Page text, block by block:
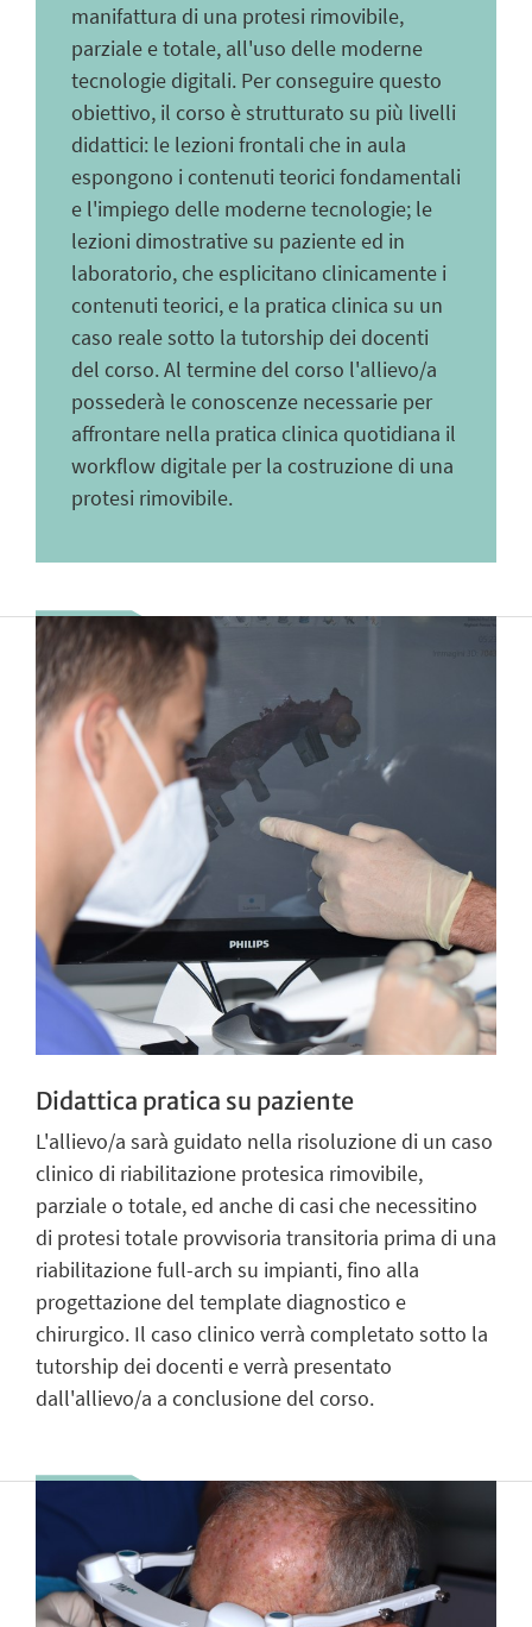
manifattura di una protesi rimovibile,
parziale e totale, all'uso delle moderne
tecnologie digitali. Per conseguire questo
obiettivo, il corso è strutturato su più livelli
didattici: le lezioni frontali che in aula
espongono i contenuti teorici fondamentali
e l'impiego delle moderne tecnologie; le
lezioni dimostrative su paziente ed in
laboratorio, che esplicitano clinicamente i
contenuti teorici, e la pratica clinica su un
caso reale sotto la tutorship dei docenti
del corso. Al termine del corso l'allievo/a
possederà le conoscenze necessarie per
affrontare nella pratica clinica quotidiana il
workflow digitale per la costruzione di una
protesi rimovibile.
Didattica pratica su paziente
L'allievo/a sarà guidato nella risoluzione di un caso
clinico di riabilitazione protesica rimovibile,
parziale o totale, ed anche di casi che necessitino
di protesi totale provvisoria transitoria prima di una
riabilitazione full-arch su impianti, fino alla
progettazione del template diagnostico e
chirurgico. Il caso clinico verrà completato sotto la
tutorship dei docenti e verrà presentato
dall'allievo/a a conclusione del corso.